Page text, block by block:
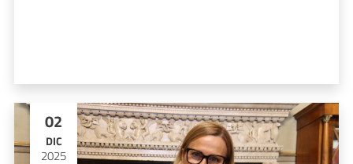
02
DIC
2025